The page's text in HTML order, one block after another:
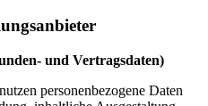
und Vertragsdaten)
personenbezogene Daten